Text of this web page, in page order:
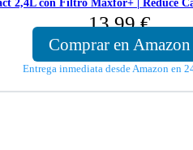
2,4L con Filtro Maxfor+ | Reduce
13,99€
Comprar en Amazon
Entrega inmediata desde Amazon en